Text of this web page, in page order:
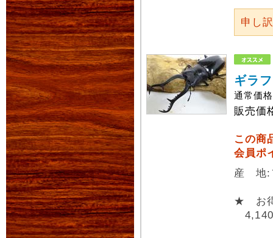
申し
ギラ
通常価
販売価
この商
会員ポ
産 地:
★ お